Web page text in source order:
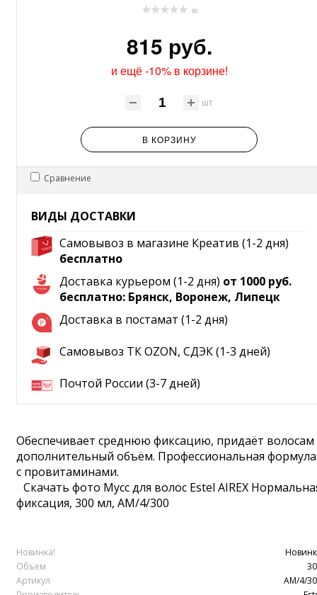
(0)
815 руб.
и ещё -10% в корзине!
шт
В КОРЗИНУ
Сравнение
ВИДЫ ДОСТАВКИ
Самовывоз в магазине Креатив (1-2 дня)
бесплатно
Доставка курьером (1-2 дня) от 1000 руб.
бесплатно: Брянск, Воронеж, Липецк
Доставка в постамат (1-2 дня)
Самовывоз ТК OZON, СДЭК (1-3 дней)
Почтой России (3-7 дней)
Обеспечивает среднюю фиксацию, придаёт волосам
дополнительный объём. Профессиональная формула
с провитаминами.
Скачать фото Мусс для волос Estel AIREX
фиксация, 300 мл, AM/4/300
Новинка!
Объем
Артикул
AM/4/